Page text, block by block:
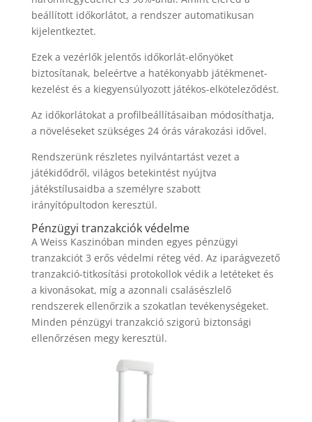
beállított időkorlátot, a rendszer automatikusan
kijelentkeztet.
Ezek a vezérlők jelentős időkorlát-előnyöket
biztosítanak, beleértve a hatékonyabb játékmenet-
kezelést és a kiegyensúlyozott játékos-elköteleződést.
Az időkorlátokat a profilbeállításaiban módosíthatja,
a növeléseket szükséges 24 órás várakozási idővel.
Rendszerünk részletes nyilvántartást vezet a
játékidődről, világos betekintést nyújtva
játékstílusaidba a személyre szabott
irányítópultodon keresztül.
Pénzügyi tranzakciók védelme
A Weiss Kaszinóban minden egyes pénzügyi
tranzakciót 3 erős védelmi réteg véd. Az iparágvezető
tranzakció-titkosítási protokollok védik a letéteket és
a kivonásokat, míg a azonnali csalásészlelő
rendszerek ellenőrzik a szokatlan tevékenységeket.
Minden pénzügyi tranzakció szigorú biztonsági
ellenőrzésen megy keresztül.